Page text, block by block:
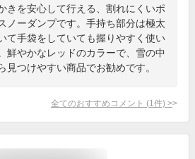
きを安心して行える、割れにくいポ
ノーダンプです。手持ち部分は極太
て手袋をしていても握りやすく使い
鮮やかなレッドのカラーで、雪の中
見つけやすい商品でお勧めです。
全てのおすすめコメント (1 件) >